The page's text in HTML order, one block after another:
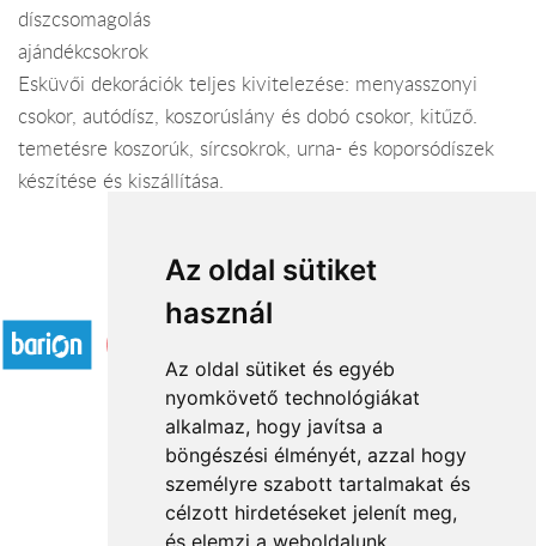
Az oldal sütiket
használ
Az oldal sütiket és egyéb
nyomkövető technológiákat
alkalmaz, hogy javítsa a
böngészési élményét, azzal hogy
személyre szabott tartalmakat és
célzott hirdetéseket jelenít meg,
és elemzi a weboldalunk
díszcsomagolás
ajándékcsokrok
Esküvői dekorációk teljes kivitelezése: menyasszonyi
csokor, autódísz, koszorúslány és dobó csokor, kitűző.
temetésre koszorúk, sírcsokrok, urna- és koporsódíszek
készítése és kiszállítása.
Elfogadott fizetési módok
Rólunk
Általános információ